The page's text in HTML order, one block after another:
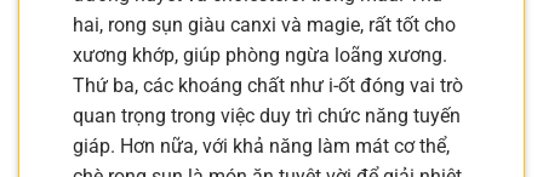
hai, rong sụn giàu canxi và magie, rất tốt cho
xương khớp, giúp phòng ngừa loãng xương.
Thứ ba, các khoáng chất như i-ốt đóng vai trò
quan trọng trong việc duy trì chức năng tuyến
giáp. Hơn nữa, với khả năng làm mát cơ thể,